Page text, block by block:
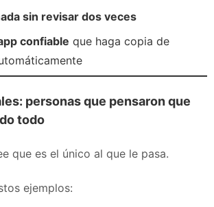
sin revisar dos veces
confiable que haga copia de
personas que pensaron que
todo
que es el único al que le pasa.
ejemplos: